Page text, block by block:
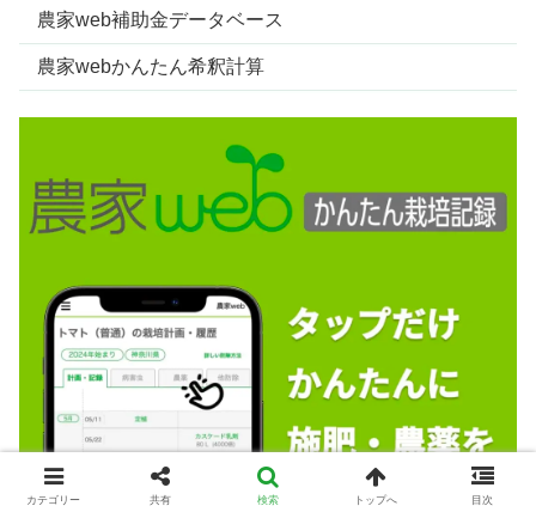
農家web補助金データベース
農家webかんたん希釈計算
カテゴリー 共有 検索 トップへ 目次